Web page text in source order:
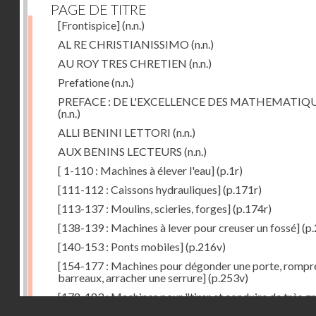
PAGE DE TITRE
[Frontispice](n.n.)
AL RE CHRISTIANISSIMO (n.n.)
AU ROY TRES CHRETIEN (n.n.)
Prefatione(n.n.)
PREFACE : DE L'EXCELLENCE DES
(n.n.)
ALLI BENINI LETTORI (n.n.)
AUX BENINS LECTEURS (n.n.)
[ 1-110 : Machines à élever l'eau](p.1r)
[111-112 : Caissons hydrauliques](p.171r)
[113-137 : Moulins, scieries, forges](p.174r)
[138-139 : Machines à lever pour creuser un fossé]
[140-153 : Ponts mobiles](p.216v)
[154-177 : Machines pour dégonder une porte,
barreaux, arracher une serrure](p.253v)
[178-183 : Machines pour "tirer et conduire de très